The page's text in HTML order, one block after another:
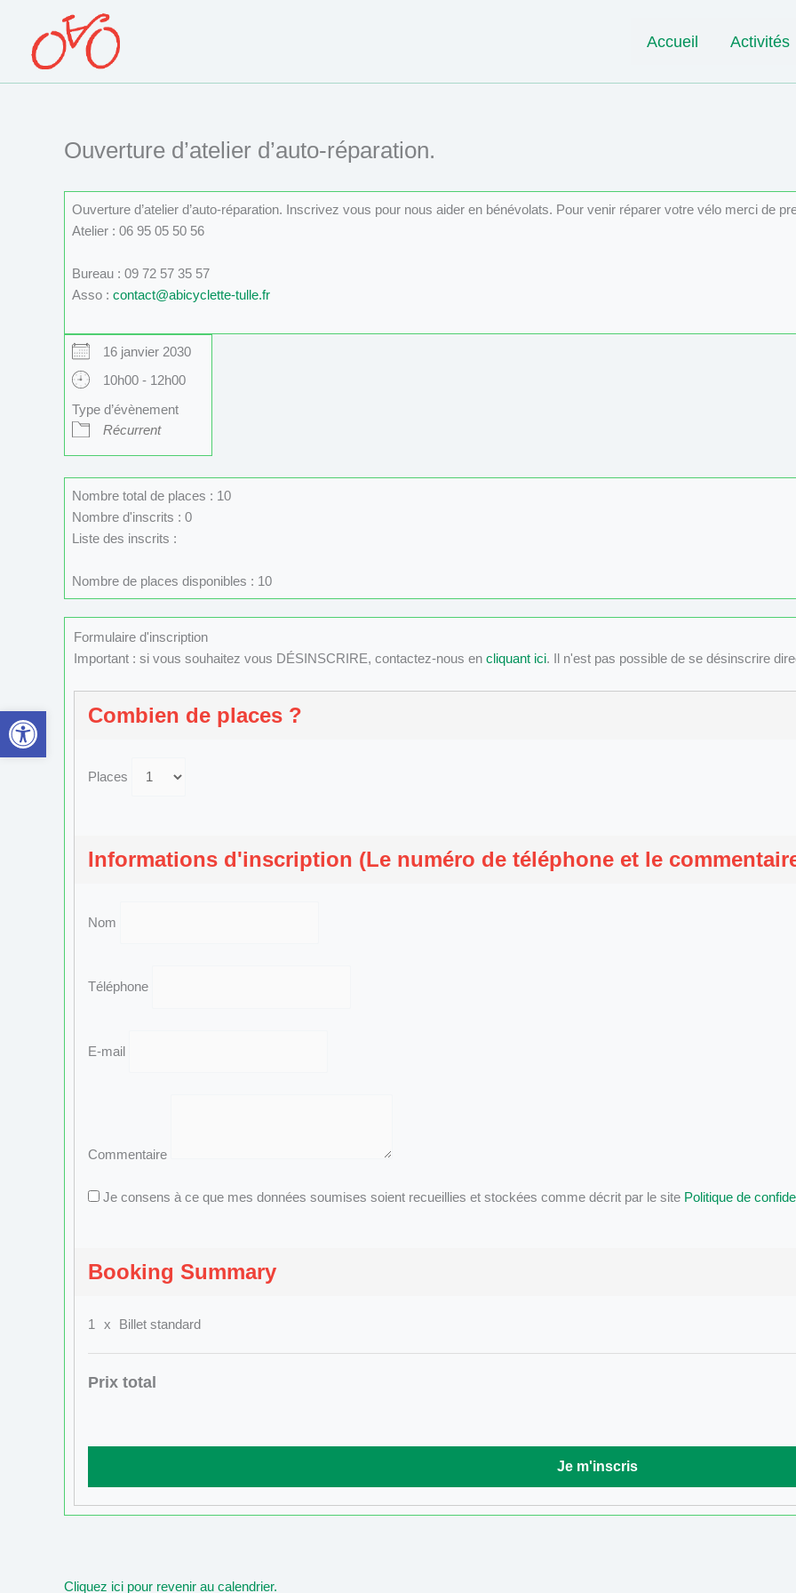
Ouvrir la barre d’outils
contenu
Accueil Activités
Ouverture d’atelier d’auto-réparation.
Ouverture d’atelier d’auto-réparation. Inscrivez vous pour nous aider en bénévolats. Pour venir réparer votre vélo merci de
Atelier : 06 95 05 50 56
Bureau : 09 72 57 35 57
Asso : contact@abicyclette-tulle.fr
16 janvier 2030
10h00 - 12h00
Type d’évènement
Récurrent
Nombre total de places : 10
Nombre d'inscrits : 0
Liste des inscrits :
Nombre de places disponibles : 10
Formulaire d'inscription
Important : si vous souhaitez vous DÉSINSCRIRE, contactez-nous en cliquant ici. Il n'est pas possible de se désinscrire
Combien de places ?
Places
Informations d'inscription (Le numéro de téléphone et le
Nom
Téléphone
E-mail
Commentaire
Je consens à ce que mes données soumises soient recueillies et stockées comme décrit par le site Politique de
Booking Summary
1 x Billet standard
Prix total
Cliquez ici pour revenir au calendrier.